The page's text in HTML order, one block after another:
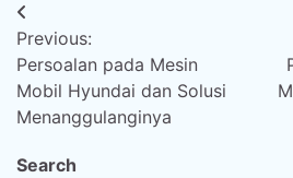
Post
navigation
Previous:
Persoalan pada Mesin
Mobil Hyundai dan Solusi
Menanggulanginya
Search